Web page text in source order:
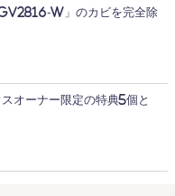
W」のカビを完全除
オーナー限定の特典5個と